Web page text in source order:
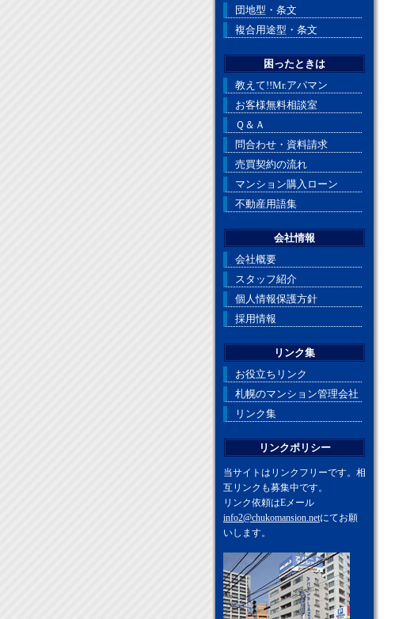
団地型・条文
複合用途型・条文
困ったときは
教えて!!Mr.アパマン
お客様無料相談室
Ｑ＆Ａ
問合わせ・資料請求
売買契約の流れ
マンション購入ローン
不動産用語集
会社情報
会社概要
スタッフ紹介
個人情報保護方針
採用情報
リンク集
お役立ちリンク
札幌のマンション管理会社
リンク集
リンクポリシー
当サイトはリンクフリーです。相
互リンクも募集中です。
リンク依頼はEメール
info2@chukomansion.netにてお願
いします。